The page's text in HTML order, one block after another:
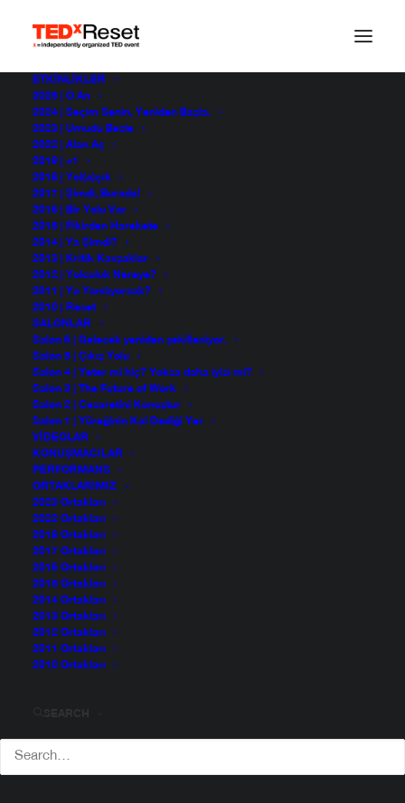
ETKINLIKLER
2025 | O An
2024 | Seçim Senin, Yeniden Başla.
2023 | Umudu Besle
2022 | Alan Aç
2019 | +1
2018 | Yol(a)çık
2017 | Şimdi, Burada!
2016 | Bir Yolu Var
2015 | Fikirden Harekete
2014 | Ya Şimdi?
2013 | Kritik Kavşaklar
2012 | Yolculuk Nereye?
2011 | Ya Yanılıyorsak?
2010 | Reset
SALONLAR
Salon 6 | Gelecek yeniden şekilleniyor.
Salon 5 | Çıkış Yolu
Salon 4 | Yeter mi hiç? Yoksa daha iyisi mi?
Salon 3 | The Future of Work
Salon 2 | Cesaretini Konuştur
Salon 1 | Yüreğinin Kal Dediği Yer
VIDEOLAR
KONUŞMACILAR
PERFORMANS
ORTAKLARIMIZ
2023 Ortakları
2022 Ortakları
2018 Ortakları
2017 Ortakları
2016 Ortakları
2015 Ortakları
2014 Ortakları
2013 Ortakları
2012 Ortakları
2011 Ortakları
2010 Ortakları